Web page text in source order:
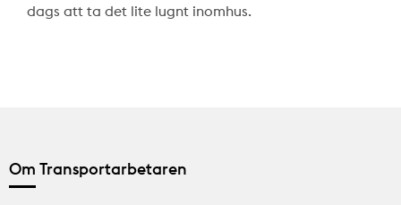
dags att ta det lite lugnt inomhus.
Om Transportarbetaren